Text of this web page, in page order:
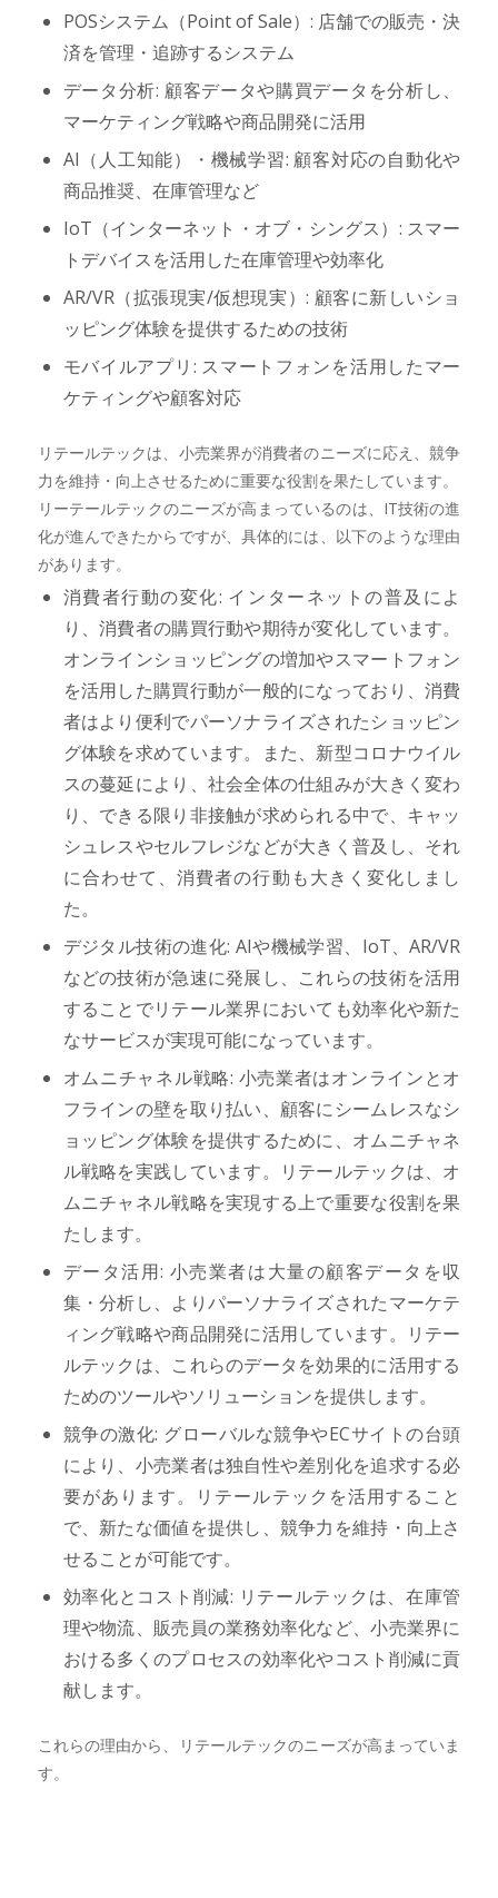
POSシステム（Point of Sale）: 店舗での販売・決
済を管理・追跡するシステム
データ分析: 顧客データや購買データを分析し、
マーケティング戦略や商品開発に活用
AI（人工知能）・機械学習: 顧客対応の自動化や
商品推奨、在庫管理など
IoT（インターネット・オブ・シングス）: スマー
トデバイスを活用した在庫管理や効率化
AR/VR（拡張現実/仮想現実）: 顧客に新しいショ
ッピング体験を提供するための技術
モバイルアプリ: スマートフォンを活用したマー
ケティングや顧客対応
リテールテックは、小売業界が消費者のニーズに応え、競争
力を維持・向上させるために重要な役割を果たしています。
リーテールテックのニーズが高まっているのは、IT技術の進
化が進んできたからですが、具体的には、以下のような理由
があります。
消費者行動の変化: インターネットの普及によ
り、消費者の購買行動や期待が変化しています。
オンラインショッピングの増加やスマートフォン
を活用した購買行動が一般的になっており、消費
者はより便利でパーソナライズされたショッピン
グ体験を求めています。また、新型コロナウイル
スの蔓延により、社会全体の仕組みが大きく変わ
り、できる限り非接触が求められる中で、キャッ
シュレスやセルフレジなどが大きく普及し、それ
に合わせて、消費者の行動も大きく変化しまし
た。
デジタル技術の進化: AIや機械学習、IoT、AR/VR
などの技術が急速に発展し、これらの技術を活用
することでリテール業界においても効率化や新た
なサービスが実現可能になっています。
オムニチャネル戦略: 小売業者はオンラインとオ
フラインの壁を取り払い、顧客にシームレスなシ
ョッピング体験を提供するために、オムニチャネ
ル戦略を実践しています。リテールテックは、オ
ムニチャネル戦略を実現する上で重要な役割を果
たします。
データ活用: 小売業者は大量の顧客データを収
集・分析し、よりパーソナライズされたマーケテ
ィング戦略や商品開発に活用しています。リテー
ルテックは、これらのデータを効果的に活用する
ためのツールやソリューションを提供します。
競争の激化: グローバルな競争やECサイトの台頭
により、小売業者は独自性や差別化を追求する必
要があります。リテールテックを活用すること
で、新たな価値を提供し、競争力を維持・向上さ
せることが可能です。
効率化とコスト削減: リテールテックは、在庫管
理や物流、販売員の業務効率化など、小売業界に
おける多くのプロセスの効率化やコスト削減に貢
献します。
これらの理由から、リテールテックのニーズが高まっていま
す。